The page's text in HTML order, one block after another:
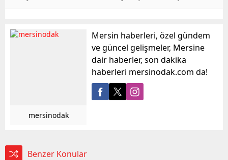
mersinodak
Mersin haberleri, özel gündem
ve güncel gelişmeler, Mersine
dair haberler, son dakika
haberleri mersinodak.com da!
Benzer Konular